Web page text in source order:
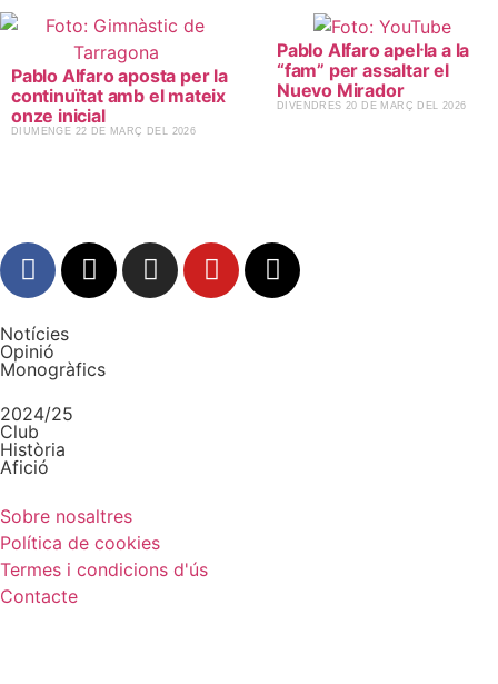
Pablo Alfaro aposta per la
continuïtat amb el mateix
onze inicial
​DIUMENGE 22 DE MARÇ DEL 2026
Pablo Alfaro apel·la a la
“fam” per assaltar el
Nuevo Mirador
​DIVENDRES 20 DE MARÇ DEL 2026
Notícies
Opinió
Monogràfics
2024/25
Club
Història
Afició
Sobre nosaltres
Política de cookies
Termes i condicions d'ús
Contacte